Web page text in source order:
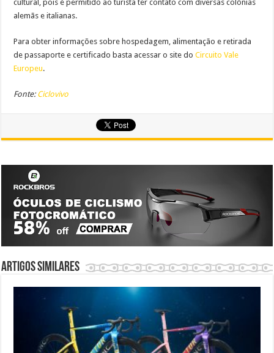
cultural, pois é permitido ao turista ter contato com diversas colônias
alemãs e italianas.
Para obter informações sobre hospedagem, alimentação e retirada
de passaporte e certificado basta acessar o site doCircuito Vale
Europeu.
Fonte: Ciclovivo
Artigos similares